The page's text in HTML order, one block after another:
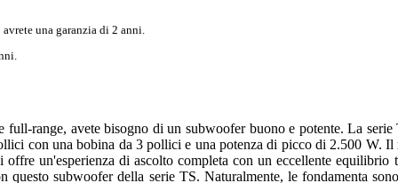
una garanzia di 2 anni.
full-range, avete bisogno di un subwoofer buono e potente. La
con una bobina da 3 pollici e una potenza di picco di 2.500 W. Il
un'esperienza di ascolto completa con un eccellente equilibrio
questo subwoofer della serie TS. Naturalmente, le fondamenta